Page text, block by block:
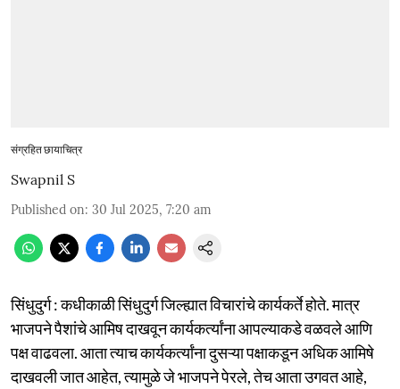
संग्रहित छायाचित्र
Swapnil S
Published on: 30 Jul 2025, 7:20 am
सिंधुदुर्ग : कधीकाळी सिंधुदुर्ग जिल्ह्यात विचारांचे कार्यकर्ते होते. मात्र
भाजपने पैशांचे आमिष दाखवून कार्यकर्त्यांना आपल्याकडे वळवले आणि
पक्ष वाढवला. आता त्याच कार्यकर्त्यांना दुसऱ्या पक्षाकडून अधिक आमिषे
दाखवली जात आहेत, त्यामुळे जे भाजपने पेरले, तेच आता उगवत आहे,